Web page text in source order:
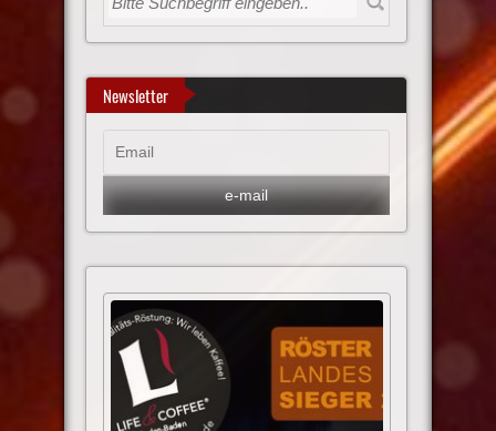
Newsletter